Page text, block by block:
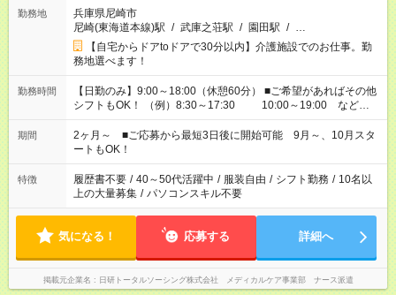
勤務地
兵庫県尼崎市
尼崎(東海道本線)駅 / 武庫之荘駅 / 園田駅 / …
【自宅からドアtoドアで30分以内】介護施設でのお仕事。勤
務地選べます！
勤務時間
【日勤のみ】9:00～18:00（休憩60分） ■ご希望があればその他
シフトもOK！ （例）8:30～17:30 10:00～19:00 など
「家族とお休みを合わせたい」 「できれば残業はしたくない」
など、あなたのご希望に沿ったお仕事をご紹介します！ ※Wワ
ーク希望の方へ 今ご覧のお仕事で希望する勤務時間と、もう1つ
のお仕事の勤務時間。 合計で週40時間を超える場合は応募でき
ません
期間
2ヶ月～ ■ご応募から最短3日後に開始可能 9月～、10月スタ
ートもOK！
特徴 履歴書不要 / 40～50代活躍中 / 服装自由 / シフト勤務 / 10名以
上の大量募集 / パソコンスキル不要
気になる！ 応募する 詳細へ
掲載元企業名 日研トータルソーシング株式会社 メディカルケア事業部 ナース派遣